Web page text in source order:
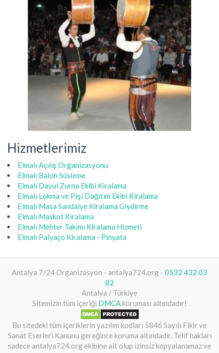
Hizmetlerimiz
Elmalı Açılış Organizasyonu
Elmalı Balon Süsleme
Elmalı Davul Zurna Ekibi Kiralama
Elmalı Lokma ve Pişi Dağıtım Ekibi Kiralama
Elmalı Masa Sandalye Kiralama Giydirme
Elmalı Maskot Kiralama
Elmalı Mehter Takımı Kiralama Hizmeti
Elmalı Palyaço Kiralama - Pinyata
Antalya 7/24 Organizasyon - antalya724.org - 0532 432 03
82
Antalya / Türkiye
Sitemizin tüm içeriği DMCAkoruması altındadır!
Bu sitedeki tüm içeriklerin yazılım kodları 5846 Sayılı Fikir ve
Sanat Eserleri Kanunu gereğince koruma altındadır. Telif hakları
sadece antalya724.org ekibine ait olup izinsiz kopyalanamaz ve